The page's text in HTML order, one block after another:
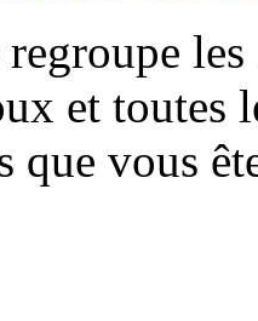
et toutes
que vous